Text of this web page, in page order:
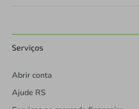
Serviços
Abrir conta
Ajude RS